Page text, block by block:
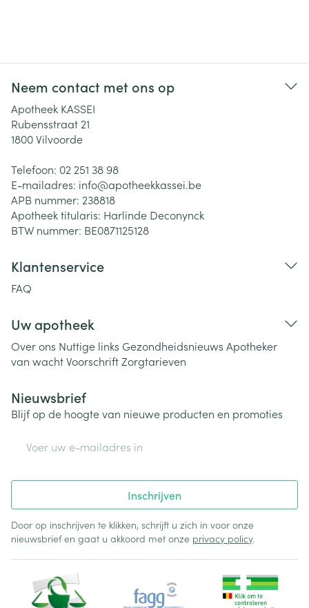
Neem contact met ons op
Apotheek KASSEI
Rubensstraat 21
1800Vilvoorde
Telefoon: 02 251 38 98
E-mailadres: info@apotheekkassei.be
APB nummer: 238818
Apotheek titularis: Harlinde Deconynck
BTW nummer: BE0871125128
Klantenservice
FAQ
Uw apotheek
Over ons Nuttige links Gezondheidsnieuws Apotheker
van wachtVoorschriftZorgtarieven
Nieuwsbrief
Blijf op de hoogte van nieuwe producten en promoties
Inschrijven
Door op inschrijven te klikken, schrijft u zich in voor onze
nieuwsbrief en gaat u akkoord met onze privacy policy.